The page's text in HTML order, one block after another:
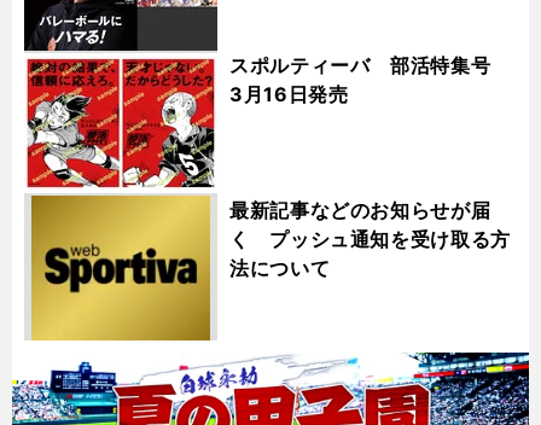
スポルティーバ 部活特集号
3月16日発売
最新記事などのお知らせが届
く プッシュ通知を受け取る方
法について